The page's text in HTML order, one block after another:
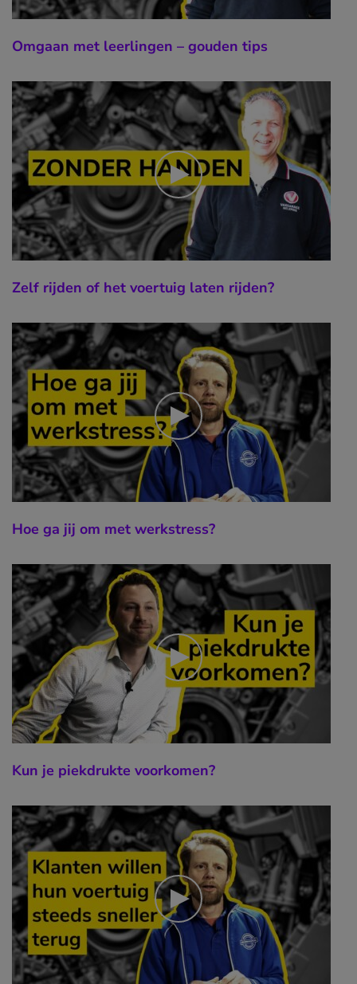
Omgaan met leerlingen – gouden tips
Zelf rijden of het voertuig laten rijden?
Hoe ga jij om met werkstress?
Kun je piekdrukte voorkomen?